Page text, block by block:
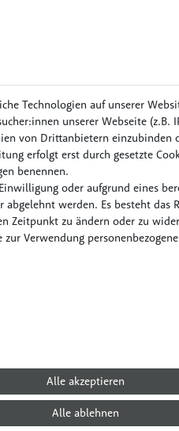
Technologien auf unserer
unserer Webseite (z.B.
von Drittanbietern einzubinden
erfolgt erst durch gesetzte
benennen.
oder aufgrund eines
werden. Es besteht das
Zeitpunkt zu ändern oder zu
Verwendung
Alle akzeptieren
Alle ablehnen